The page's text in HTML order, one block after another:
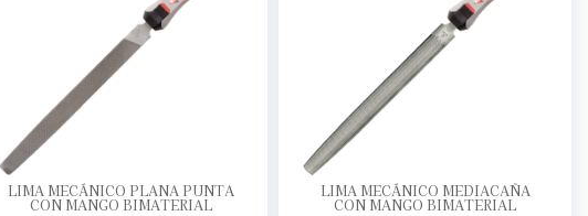
LIMA MECÁNICO PLANA PUNTA
CON MANGO BIMATERIAL
LIMA MECÁNICO MEDIACAÑA
CON MANGO BIMATERIAL